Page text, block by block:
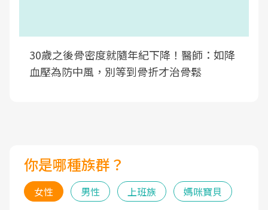
30歲之後骨密度就隨年紀下降！醫師：如降
血壓為防中風，別等到骨折才治骨鬆
你是哪種族群？
女性 男性 上班族 媽咪寶貝